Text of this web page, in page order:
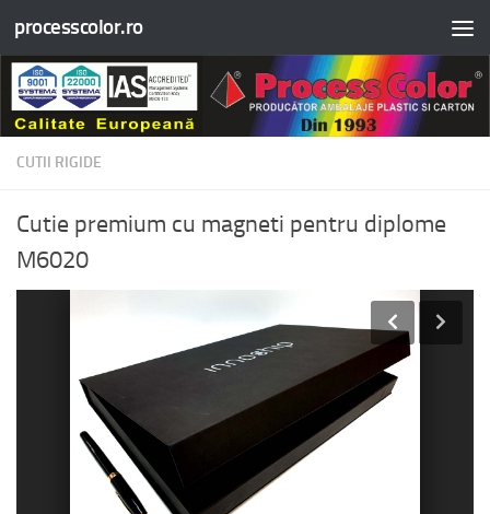
Skip to content
processcolor.ro
CUTII RIGIDE
Cutie premium cu magneti pentru diplome
M6020